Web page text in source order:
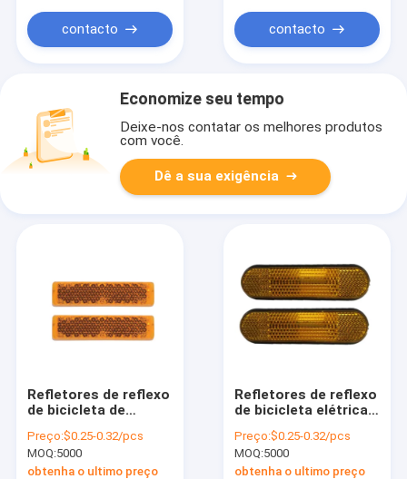
contacto contacto
Economize seu tempo
Deixe-nos contatar os melhores produtos
com você.
Dê a sua exigência
Refletores de reflexo
de bicicleta de
personalizados
Preço:$0.25-0.32/pcs
MOQ:5000
obtenha o ultimo preço
Refletores de reflexo
de bicicleta elétrica
Preço:$0.25-0.32/pcs
MOQ:5000
obtenha o ultimo preço